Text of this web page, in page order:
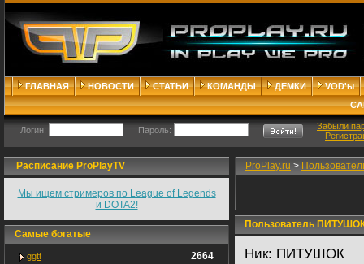
ГЛАВНАЯ НОВОСТИ СТАТЬИ КОМАНДЫ ДЕМКИ
VOD'ы
Логин: Пароль:
Забыли
Расписание ProPlayTV
Мы ищем стримеров по League of Legends
и DOTA2!
Самые богатые
ggtt 2664
ProPlay.ru >
Пользователь
Ник: ПИТУШОК